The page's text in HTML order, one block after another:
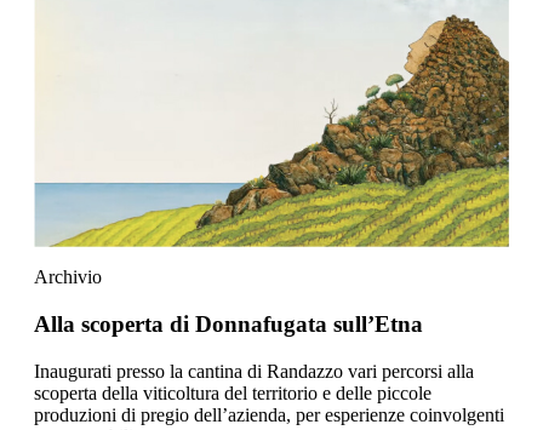
Archivio
Alla scoperta di Donnafugata sull’Etna
Inaugurati presso la cantina di Randazzo vari percorsi alla
scoperta della viticoltura del territorio e delle piccole
produzioni di pregio dell’azienda, per esperienze coinvolgenti